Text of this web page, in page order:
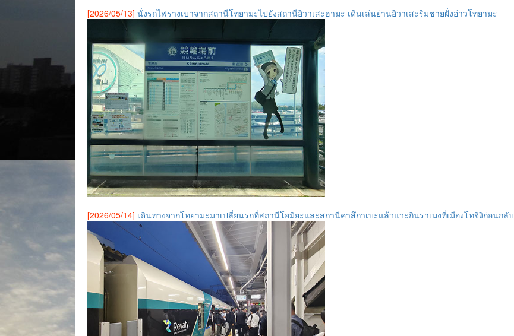
[2026/05/13] นั่งรถไฟรางเบาจากสถานีโทยามะไปยังสถานีอิวาเสะฮามะ เดินเล่นย่านอิวาเสะริมชายฝั่งอ่าวโทยามะ
[2026/05/14] เดินทางจากโทยามะมาเปลี่ยนรถที่สถานีโอมิยะและสถานีคาสึกาเบะแล้วแวะกินราเมงที่เมืองโทจิงิก่อนกลับ